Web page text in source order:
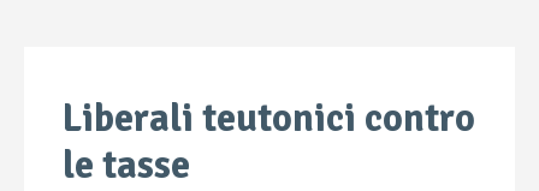
Liberali teutonici contro
le tasse